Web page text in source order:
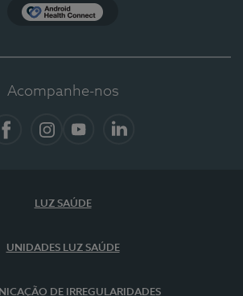
Acompanhe-nos
LUZ SAÚDE
UNIDADES LUZ SAÚDE
DE IRREGULARIDADES